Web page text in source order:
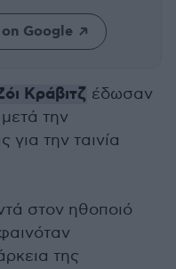
Google
Κράβιτζ έδωσαν
την
την ταινία
στον ηθοποιό
της